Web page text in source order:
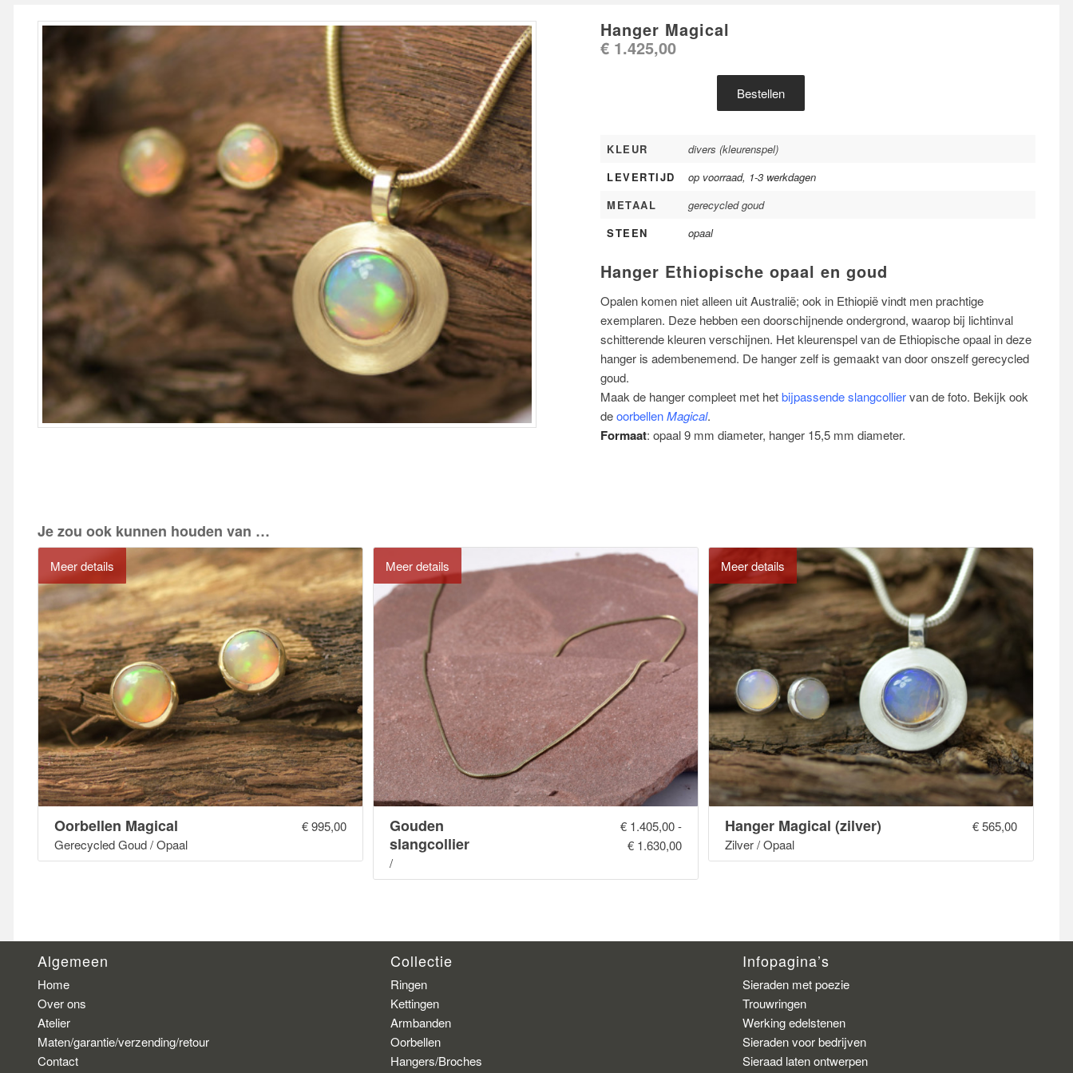
Hanger Magical
€ 1.425,00
Bestellen
KLEUR
divers (kleurenspel)
LEVERTIJD
op voorraad, 1-3 werkdagen
METAAL
gerecycled goud
STEEN
opaal
Hanger Ethiopische opaal en goud
Opalen komen niet alleen uit Australië; ook in Ethiopië vindt men prachtige
exemplaren. Deze hebben een doorschijnende ondergrond, waarop bij lichtinval
schitterende kleuren verschijnen. Het kleurenspel van de Ethiopische opaal in deze
hanger is adembenemend. De hanger zelf is gemaakt van door onszelf gerecycled
goud.
Maak de hanger compleet met hetbijpassende slangcolliervan de foto. Bekijk ook
deoorbellenMagical.
Formaat: opaal 9 mm diameter, hanger 15,5 mm diameter.
Je zou ook kunnen houden van …
Meer details
Oorbellen Magical
Gerecycled Goud / Opaal
€995,00
Meer details
Gouden
slangcollier
/
€1.405,00 -
€1.630,00
Meer details
Hanger Magical (zilver)
Zilver / Opaal
€565,00
Algemeen
Home
Over ons
Atelier
Maten/garantie/verzending/retour
Contact
Collectie
Ringen
Kettingen
Armbanden
Oorbellen
Hangers/Broches
Infopagina’s
Sieraden met poezie
Trouwringen
Werking edelstenen
Sieraden voor bedrijven
Sieraad laten ontwerpen